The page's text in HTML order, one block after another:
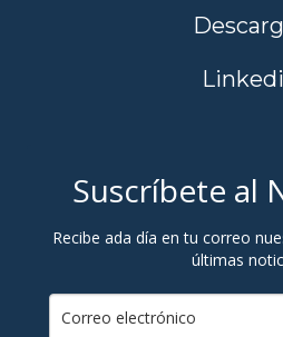
Suscríbete al
Recibe ada día en tu correo
últimas